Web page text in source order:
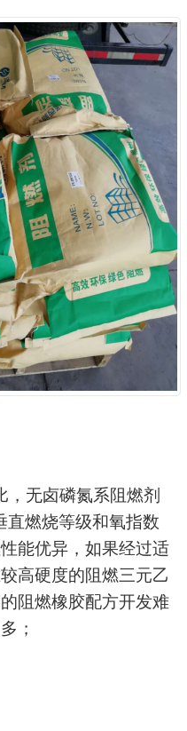
，无卤磷氮系阻燃剂
直燃烧等级和氧指数
能优异，如果经过适
高硬度的阻燃三元乙
阻燃橡胶配方开发难
；